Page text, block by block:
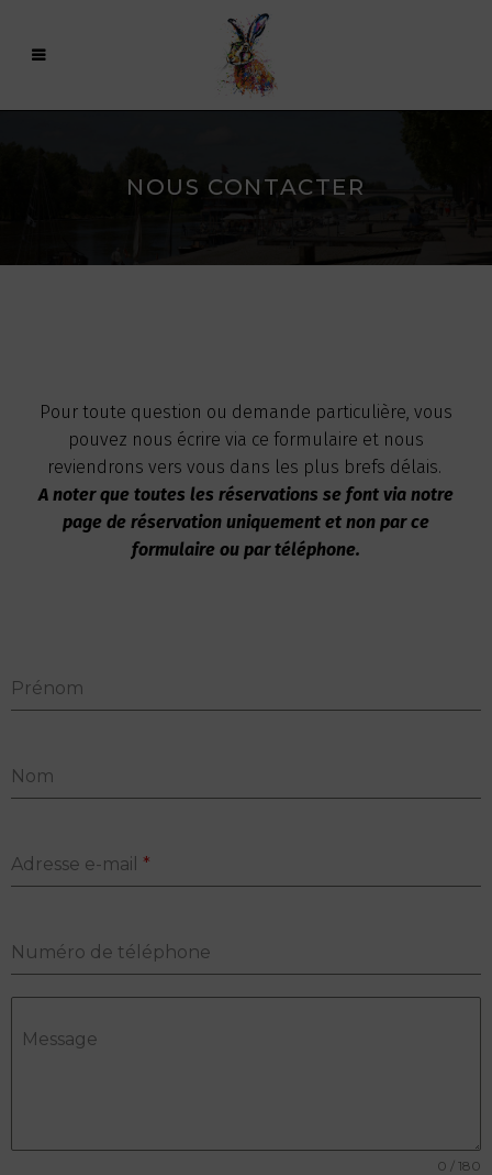
NOUS CONTACTER
Pour toute question ou demande particulière, vous
pouvez nous écrire via ce formulaire et nous
reviendrons vers vous dans les plus brefs délais.
A noter que toutes les réservations se font via notre
page de réservation uniquement et non par ce
formulaire ou par téléphone.
Prénom
Nom
Adresse e-mail *
Numéro de téléphone
Message
0 / 180